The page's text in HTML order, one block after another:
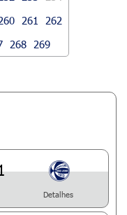
261
262
268 269
Detalhes